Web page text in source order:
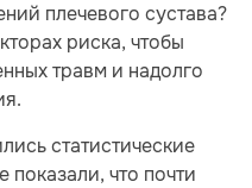
плечевого сустава?
риска, чтобы
травм и надолго
статистические
показали, что почти